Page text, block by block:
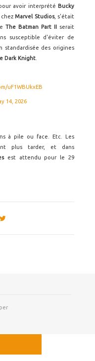
avoir interprété Bucky
chezMarvel Studios, s'était
The Batman Part II
serait
susceptible d'éviter de
standardisée des origines
Dark Knight
uF1WBUkxEB
14, 2026
à pile ou face. Etc. Les
plus tarder, et dans
est attendu pour le 29